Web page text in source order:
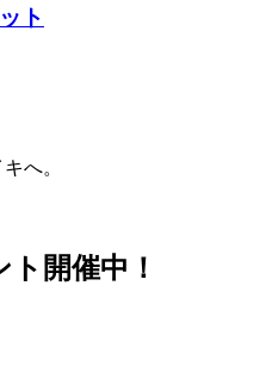
ト
へ。
開催中！